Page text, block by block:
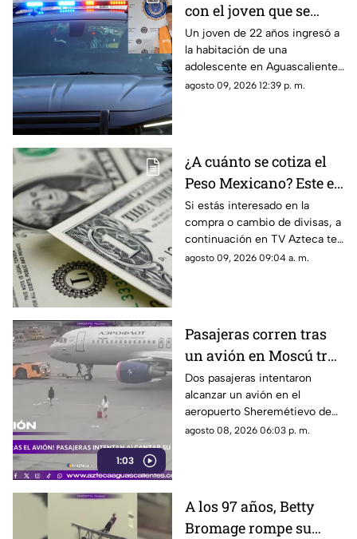
con el joven que se
metió a la habitación
de una adolescente
para tocarla en
Aguascalientes
Un joven de 22 años ingresó a
la habitación de una
adolescente en Aguascalientes
para realizarle tocamientos; te
agosto 09, 2026 12:39 p. m.
¿A cuánto se cotiza el
Peso Mexicano? Este es
el precio del dólar en
Aguascalientes hoy 9
de agosto de 2026
Si estás interesado en la
compra o cambio de divisas, a
continuación en TV Azteca te
informamos cuál es el precio
agosto 09, 2026 09:04 a. m.
1:03
Pasajeras corren tras
un avión en Moscú tras
llegar tarde a su vuelo
Dos pasajeras intentaron
alcanzar un avión en el
aeropuerto Sheremétievo de
Moscú tras llegar tarde a su
agosto 08, 2026 06:03 p. m.
A los 97 años, Betty
Bromage rompe su